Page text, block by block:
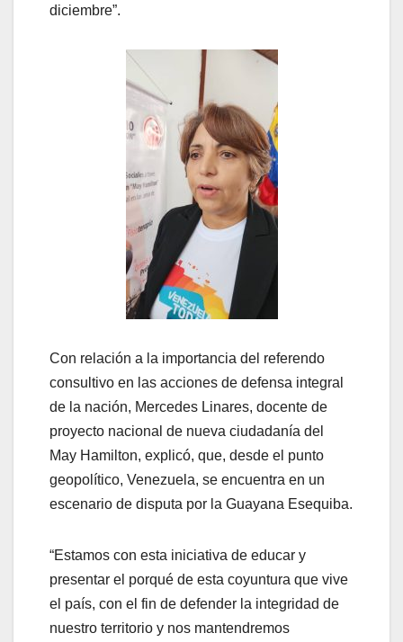
diciembre”.
Con relación a la importancia del referendo
consultivo en las acciones de defensa integral
de la nación, Mercedes Linares, docente de
proyecto nacional de nueva ciudadanía del
May Hamilton, explicó, que, desde el punto
geopolítico, Venezuela, se encuentra en un
escenario de disputa por la Guayana Esequiba.
“Estamos con esta iniciativa de educar y
presentar el porqué de esta coyuntura que vive
el país, con el fin de defender la integridad de
nuestro territorio y nos mantendremos